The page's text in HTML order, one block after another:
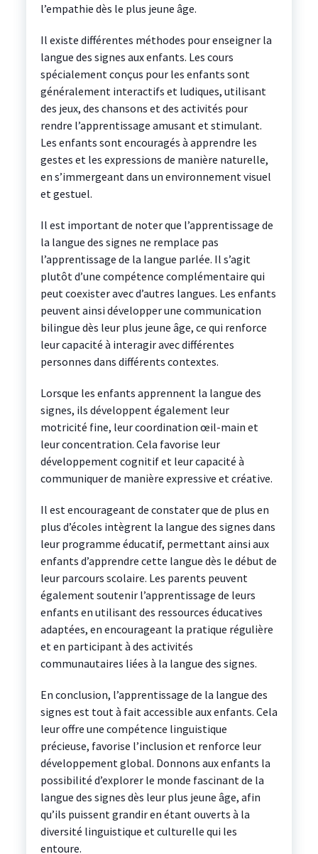
l’empathie dès le plus jeune âge.
Il existe différentes méthodes pour enseigner la
langue des signes aux enfants. Les cours
spécialement conçus pour les enfants sont
généralement interactifs et ludiques, utilisant
des jeux, des chansons et des activités pour
rendre l’apprentissage amusant et stimulant.
Les enfants sont encouragés à apprendre les
gestes et les expressions de manière naturelle,
en s’immergeant dans un environnement visuel
et gestuel.
Il est important de noter que l’apprentissage de
la langue des signes ne remplace pas
l’apprentissage de la langue parlée. Il s’agit
plutôt d’une compétence complémentaire qui
peut coexister avec d’autres langues. Les enfants
peuvent ainsi développer une communication
bilingue dès leur plus jeune âge, ce qui renforce
leur capacité à interagir avec différentes
personnes dans différents contextes.
Lorsque les enfants apprennent la langue des
signes, ils développent également leur
motricité fine, leur coordination œil-main et
leur concentration. Cela favorise leur
développement cognitif et leur capacité à
communiquer de manière expressive et créative.
Il est encourageant de constater que de plus en
plus d’écoles intègrent la langue des signes dans
leur programme éducatif, permettant ainsi aux
enfants d’apprendre cette langue dès le début de
leur parcours scolaire. Les parents peuvent
également soutenir l’apprentissage de leurs
enfants en utilisant des ressources éducatives
adaptées, en encourageant la pratique régulière
et en participant à des activités
communautaires liées à la langue des signes.
En conclusion, l’apprentissage de la langue des
signes est tout à fait accessible aux enfants. Cela
leur offre une compétence linguistique
précieuse, favorise l’inclusion et renforce leur
développement global. Donnons aux enfants la
possibilité d’explorer le monde fascinant de la
langue des signes dès leur plus jeune âge, afin
qu’ils puissent grandir en étant ouverts à la
diversité linguistique et culturelle qui les
entoure.